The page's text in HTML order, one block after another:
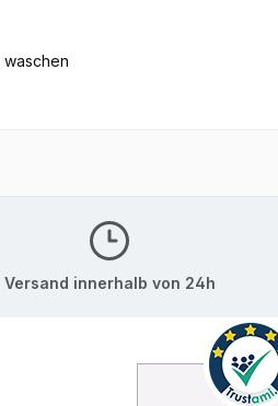
waschen
Versand innerhalb von 24h